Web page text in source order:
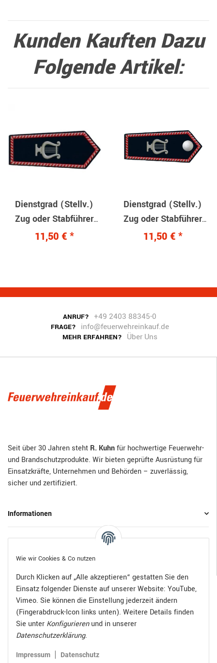
Wie wir Cookies & Co nutzen
Durch Klicken auf „Alle akzeptieren“ gestatten Sie den
Einsatz folgender Dienste auf unserer Website: YouTube,
Vimeo. Sie können die Einstellung jederzeit ändern
(Fingerabdruck-Icon links unten). Weitere Details finden
Sie unter Konfigurierenund in unserer
Datenschutzerklärung.
Impressum Datenschutz
Kunden Kauften Dazu
Folgende Artikel:
Dienstgrad (Stellv.)
Zug oder Stabführer
Klettverschluss
11,50 € *
Dienstgrad (Stellv.)
Zug oder Stabführer
Druckknopfverschluss
11,50 € *
ANRUF? +49 2403 88345-0
FRAGE? info@feuerwehreinkauf.de
MEHR ERFAHREN? Über Uns
Seit über 30 Jahren steht R. Kuhnfür hochwertige Feuerwehr-
und Brandschutzprodukte. Wir bieten geprüfte Ausrüstung für
Einsatzkräfte, Unternehmen und Behörden – zuverlässig,
sicher und zertifiziert.
Informationen
Gesetzliche Informationen
Bezahlen Sie bequem per:
Zugestellt durch: